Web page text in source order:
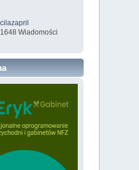
cilazapril
1648 Wiadomości